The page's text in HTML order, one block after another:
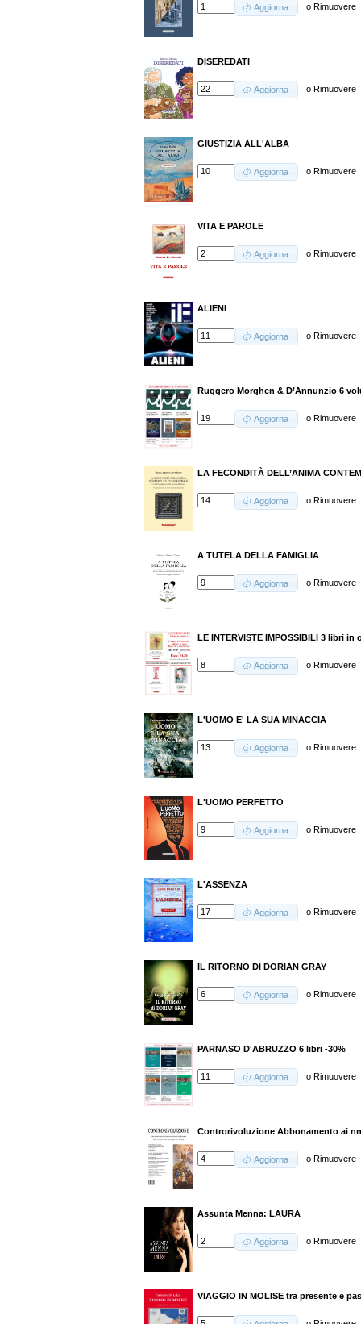
Aggiorna oRimuovere
DISEREDATI
Aggiorna oRimuovere
GIUSTIZIA ALL'ALBA
Aggiorna oRimuovere
VITA E PAROLE
Aggiorna oRimuovere
ALIENI
Aggiorna oRimuovere
Ruggero Morghen & D’Annunzio 6
Aggiorna oRimuovere
LA FECONDITÀ DELL’ANIMA
Aggiorna oRimuovere
A TUTELA DELLA FAMIGLIA
Aggiorna oRimuovere
LE INTERVISTE IMPOSSIBILI 3 libri in
Aggiorna oRimuovere
L'UOMO E' LA SUA MINACCIA
Aggiorna oRimuovere
L'UOMO PERFETTO
Aggiorna oRimuovere
L'ASSENZA
Aggiorna oRimuovere
IL RITORNO DI DORIAN GRAY
Aggiorna oRimuovere
PARNASO D'ABRUZZO 6 libri -30%
Aggiorna oRimuovere
Controrivoluzione Abbonamento ai
Aggiorna oRimuovere
Assunta Menna: LAURA
Aggiorna oRimuovere
VIAGGIO IN MOLISE tra presente e